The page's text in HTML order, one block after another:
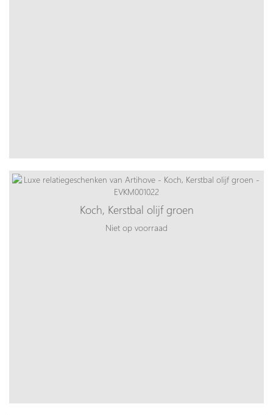
Koch, Kerstbal olijf groen
Niet op voorraad